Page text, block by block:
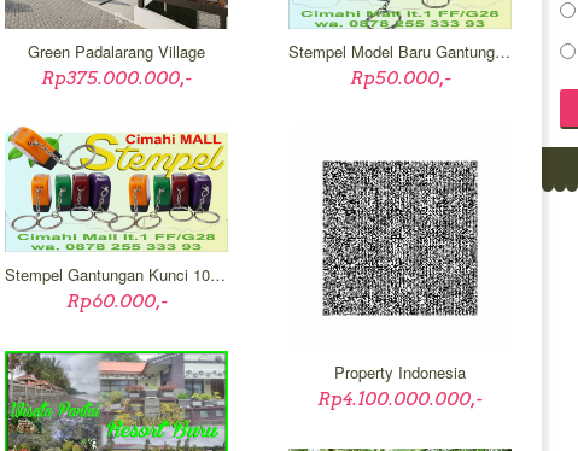
Green Padalarang Village
Rp375.000.000,-
Stempel Model Baru Gantungan Kunci
Rp50.000,-
Stempel Gantungan Kunci 10x30mm
Rp60.000,-
Property Indonesia
Rp4.100.000.000,-